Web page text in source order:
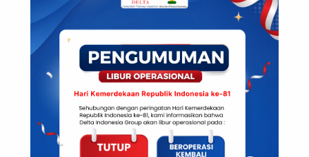
PNK3.
Metode Pembinaan
Ceramah
Praktek Lapangan (Pemeriksaaan K3)
Evaluasi (Teori & Praktik)
Persyaratan Peserta
Min. Pendidikan SLTA atau Sederajat (Fotocopy Ijazah)
Sehat Jasmani dan Rohani, tidak memiliki kekurangan